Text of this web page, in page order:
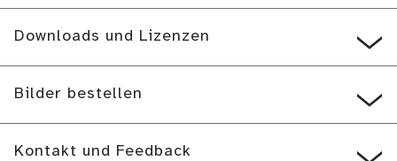
Downloads und Lizenzen
Bilder bestellen
Kontakt und Feedback